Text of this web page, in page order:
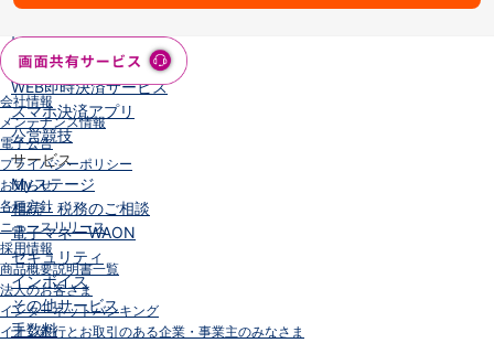
AEON Pay
口座振替サービス
自動入金サービス
WEB即時決済サービス
スマホ決済アプリ
公営競技
サービス
Myステージ
相続・税務のご相談
電子マネーWAON
セキュリティ
インボイス
その他サービス
手数料
会社情報
メンテナンス情報
電子公告
プライバシーポリシー
お知らせ
各種方針
ニュースリリース
採用情報
商品概要説明書一覧
法人のお客さま
インターネットバンキング
イオン銀行とお取引のある企業・事業主のみなさま